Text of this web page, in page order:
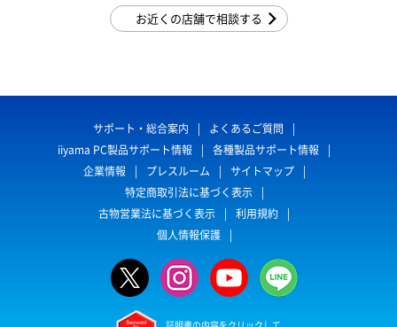
お近くの店舗で相談する
サポート・総合案内
よくあるご質問
iiyama PC製品サポート情報
各種製品サポート情報
企業情報
プレスルーム
サイトマップ
特定商取引法に基づく表示
古物営業法に基づく表示
利用規約
個人情報保護